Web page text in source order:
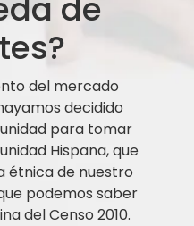
del mercado
decidido
para tomar
Hispana, que
étnica de nuestro
podemos saber
del Censo 2010.